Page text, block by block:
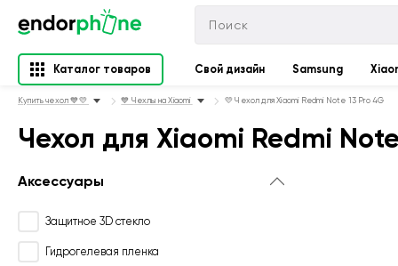
Каталог товаров Свой дизайн Samsung
Купить чехол 💙💛 💙 Чехлы на Xiaomi 💛 Чехол для Xiaomi Redmi Note 13 Pro 4G
Чехол для Xiaomi Redmi
Аксессуары
Защитное 3D стекло
Гидрогелевая пленка